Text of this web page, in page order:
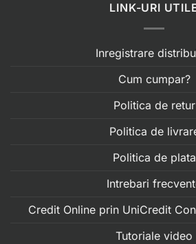
LINK-URI
Inregistrare
Cum cumpar?
Politica de retur
Politica de
Politica de plata
Intrebari
Credit Online prin UniCredit
Tutoriale video